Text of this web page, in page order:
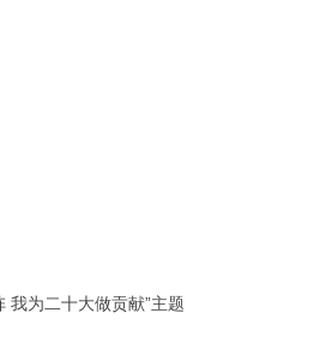
我为二十大做贡献”主题